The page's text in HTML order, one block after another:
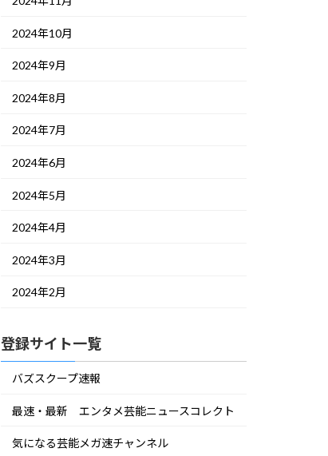
2024年10月
2024年9月
2024年8月
2024年7月
2024年6月
2024年5月
2024年4月
2024年3月
2024年2月
登録サイト一覧
バズスクープ速報
最速・最新 エンタメ芸能ニュースコレクト
気になる芸能メガ速チャンネル